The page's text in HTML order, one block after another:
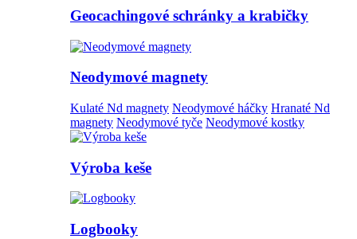
Geocachingové schránky a krabičky
Neodymové magnety
Kulaté Nd magnety Neodymové háčky Hranaté Nd
magnety Neodymové tyče Neodymové kostky
Výroba keše
Logbooky